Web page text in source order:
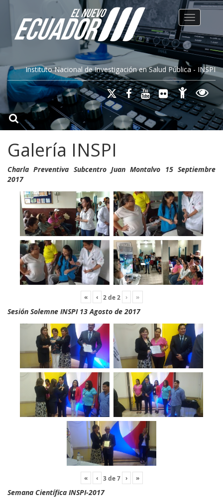
Instituto Nacional de Investigación en Salud Pública - INSPI
Toggle
Galería INSPI
Charla Preventiva Subcentro Juan Montalvo 15 Septiembre
2017
« ‹ 2de2 › »
Sesión Solemne INSPI 13 Agosto de 2017
« ‹ 3de7 › »
Semana Científica INSPI-2017